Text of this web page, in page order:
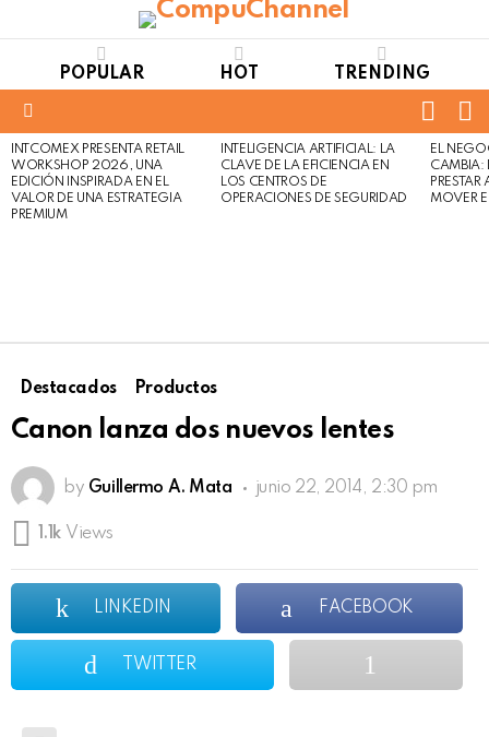
POPULAR HOT TRENDING
LATEST
STORIES
INTCOMEX PRESENTA RETAIL
WORKSHOP 2026, UNA
EDICIÓN INSPIRADA EN EL
VALOR DE UNA ESTRATEGIA
PREMIUM
INTELIGENCIA ARTIFICIAL: LA
CLAVE DE LA EFICIENCIA EN
LOS CENTROS DE
OPERACIONES DE SEGURIDAD
EL
CAMBIA:
MOVER
Destacados Productos
Canon lanza dos nuevos lentes
by Guillermo A. Mata junio 22, 2014, 2:30 pm
1.1k Views
LINKEDIN FACEBOOK
TWITTER